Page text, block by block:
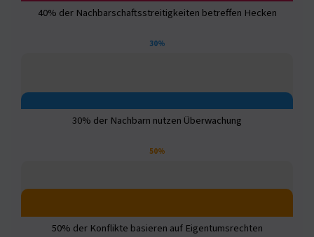
40% der Nachbarschaftsstreitigkeiten betreffen Hecken
30%
30% der Nachbarn nutzen Überwachung
50%
50% der Konflikte basieren auf Eigentumsrechten